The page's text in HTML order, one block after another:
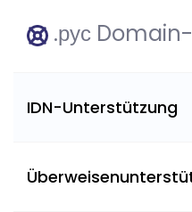
.рус
IDN-Unterstützung